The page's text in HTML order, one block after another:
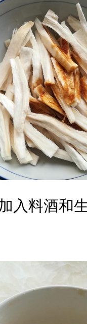
入料酒和